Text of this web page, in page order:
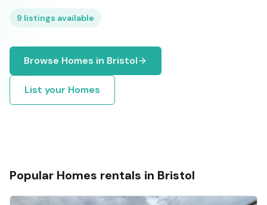
9 listings available
Browse Homes in Bristol
List your Homes
Popular Homes rentals in Bristol